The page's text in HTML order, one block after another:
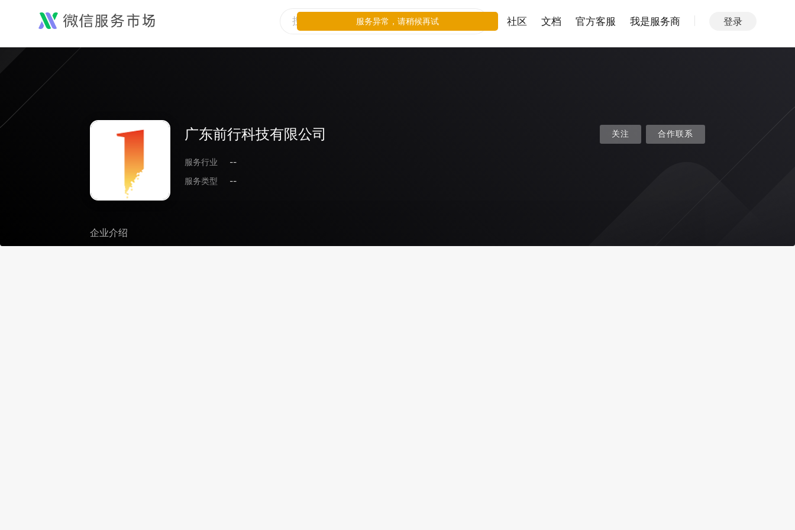
社区 文档 官方客服 我是服务商 登录
广东前行科技有限公司
服务行业
--
服务类型
--
关注 合作联系
企业介绍
服务异常，请稍候再试